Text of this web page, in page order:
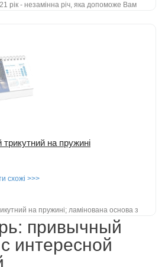
рік - незамінна річ, яка допоможе Вам
на пружині
схожі >>>
на пружині; ламінована основа з
друком; перекидний блок на 6 листів
привычный
интересной